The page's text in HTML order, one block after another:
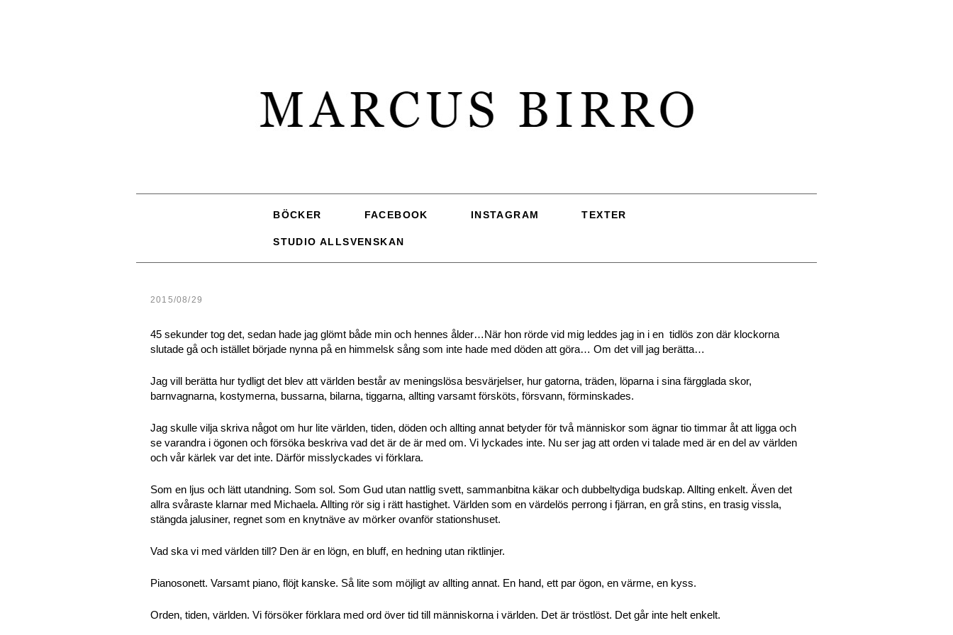
BÖCKER FACEBOOK INSTAGRAM TEXTER
STUDIO ALLSVENSKAN
2015/08/29
45 sekunder tog det, sedan hade jag glömt både min och hennes ålder…När hon rörde vid mig leddes jag in i en tidlös zon där klockorna
slutade gå och istället började nynna på en himmelsk sång som inte hade med döden att göra… Om det vill jag berätta…
Jag vill berätta hur tydligt det blev att världen består av meningslösa besvärjelser, hur gatorna, träden, löparna i sina färgglada skor,
barnvagnarna, kostymerna, bussarna, bilarna, tiggarna, allting varsamt försköts, försvann, förminskades.
Jag skulle vilja skriva något om hur lite världen, tiden, döden och allting annat betyder för två människor som ägnar tio timmar åt att ligga och
se varandra i ögonen och försöka beskriva vad det är de är med om. Vi lyckades inte. Nu ser jag att orden vi talade med är en del av världen
och vår kärlek var det inte. Därför misslyckades vi förklara.
Som en ljus och lätt utandning. Som sol. Som Gud utan nattlig svett, sammanbitna käkar och dubbeltydiga budskap. Allting enkelt. Även det
allra svåraste klarnar med Michaela. Allting rör sig i rätt hastighet. Världen som en värdelös perrong i fjärran, en grå stins, en trasig vissla,
stängda jalusiner, regnet som en knytnäve av mörker ovanför stationshuset.
Vad ska vi med världen till? Den är en lögn, en bluff, en hedning utan riktlinjer.
Pianosonett. Varsamt piano, flöjt kanske. Så lite som möjligt av allting annat. En hand, ett par ögon, en värme, en kyss.
Orden, tiden, världen. Vi försöker förklara med ord över tid till människorna i världen. Det är tröstlöst. Det går inte helt enkelt.